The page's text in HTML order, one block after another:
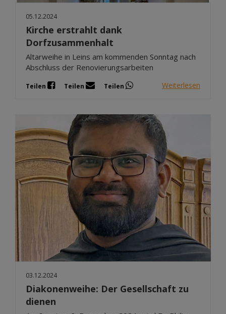
05.12.2024
Kirche erstrahlt dank
Dorfzusammenhalt
Altarweihe in Leins am kommenden Sonntag nach
Abschluss der Renovierungsarbeiten
Teilen Teilen Teilen Weiterlesen
03.12.2024
Diakonenweihe: Der Gesellschaft zu
dienen